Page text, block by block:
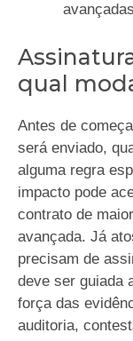
qual
Antes de
será enviado,
alguma regra
impacto pode
contrato de
avançada. Já
precisam de
deve ser guiada
força das
auditoria,